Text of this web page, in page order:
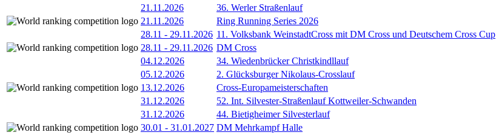
21.11.2026
36. Werler Straßenlauf
21.11.2026
Ring Running Series 2026
28.11 - 29.11.2026 11. Volksbank WeinstadtCross mit DM Cross und Deutschem Cross Cup
28.11 - 29.11.2026 DM Cross
04.12.2026
34. Wiedenbrücker Christkindllauf
05.12.2026
2. Glücksburger Nikolaus-Crosslauf
13.12.2026
Cross-Europameisterschaften
31.12.2026
52. Int. Silvester-Straßenlauf Kottweiler-Schwanden
31.12.2026
44. Bietigheimer Silvesterlauf
30.01 - 31.01.2027 DM Mehrkampf Halle